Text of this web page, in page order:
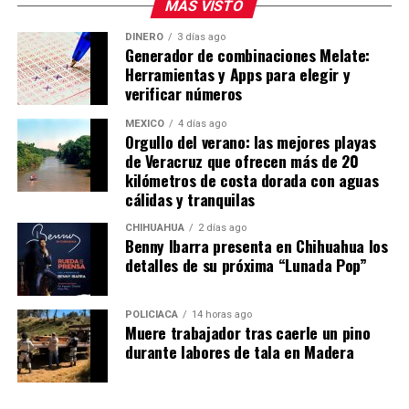
MÁS VISTO
DINERO 3 días ago
Generador de combinaciones Melate:
Herramientas y Apps para elegir y
verificar números
MÉXICO 4 días ago
Orgullo del verano: las mejores playas
de Veracruz que ofrecen más de 20
kilómetros de costa dorada con aguas
cálidas y tranquilas
CHIHUAHUA 2 días ago
Benny Ibarra presenta en Chihuahua los
detalles de su próxima “Lunada Pop”
POLICIACA 14 horas ago
Muere trabajador tras caerle un pino
durante labores de tala en Madera